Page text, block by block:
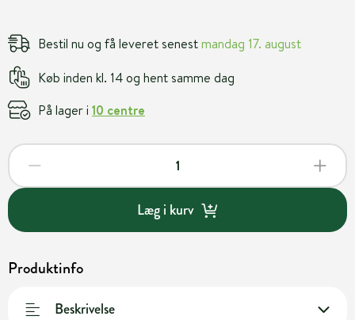
Bestil nu og få leveret senestmandag 17. august
Køb inden kl. 14 og hent samme dag
På lager i 10 centre
Læg i kurv
Produktinfo
Beskrivelse